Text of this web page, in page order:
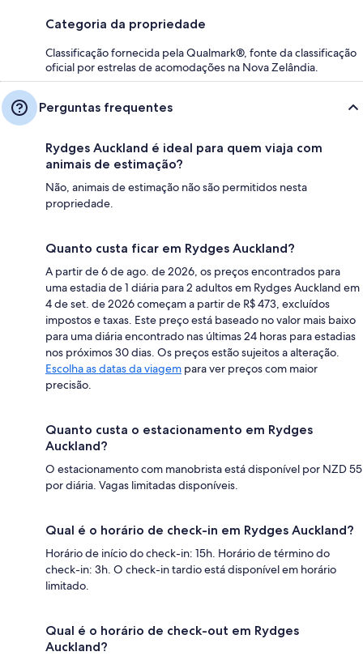
Categoria da propriedade
Classificação fornecida pela Qualmark®, fonte da classificação
oficial por estrelas de acomodações na Nova Zelândia.
Perguntas frequentes
Rydges Auckland é ideal para quem viaja com
animais de estimação?
Não, animais de estimação não são permitidos nesta
propriedade.
Quanto custa ficar em Rydges Auckland?
A partir de 6 de ago. de 2026, os preços encontrados para
uma estadia de 1 diária para 2 adultos em Rydges Auckland em
4 de set. de 2026 começam a partir de R$ 473, excluídos
impostos e taxas. Este preço está baseado no valor mais baixo
para uma diária encontrado nas últimas 24 horas para estadias
nos próximos 30 dias. Os preços estão sujeitos a alteração.
Escolha as datas da viagem para ver preços com maior
precisão.
Quanto custa o estacionamento em Rydges
Auckland?
O estacionamento com manobrista está disponível por NZD 55
por diária. Vagas limitadas disponíveis.
Qual é o horário de check-in em Rydges Auckland?
Horário de início do check-in: 15h. Horário de término do
check-in: 3h. O check-in tardio está disponível em horário
limitado.
Qual é o horário de check-out em Rydges
Auckland?